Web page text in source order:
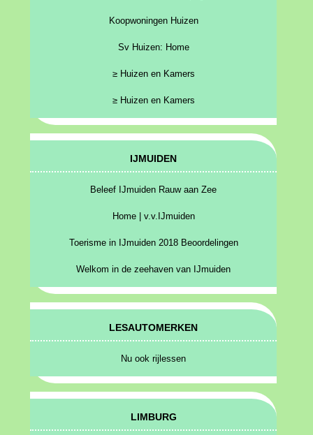
Koopwoningen Huizen
Sv Huizen: Home
≥ Huizen en Kamers
≥ Huizen en Kamers
IJMUIDEN
Beleef IJmuiden Rauw aan Zee
Home | v.v.IJmuiden
Toerisme in IJmuiden 2018 Beoordelingen
Welkom in de zeehaven van IJmuiden
LESAUTOMERKEN
Nu ook rijlessen
LIMBURG